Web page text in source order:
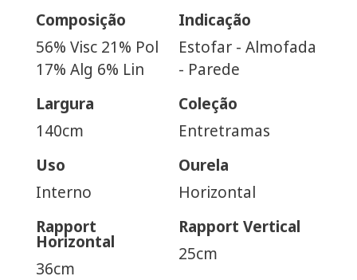
Composição
56% Visc 21% Pol
17% Alg 6% Lin
Indicação
Estofar - Almofada
- Parede
Largura
140cm
Coleção
Entretramas
Uso
Interno
Ourela
Horizontal
Rapport
Horizontal
36cm
Rapport Vertical
25cm